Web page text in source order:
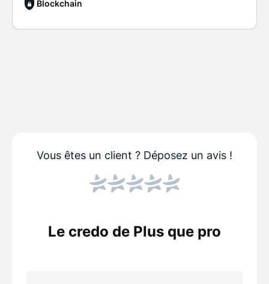
Blockchain
Vous êtes un client ? Déposez un avis !
Le credo de Plus que pro